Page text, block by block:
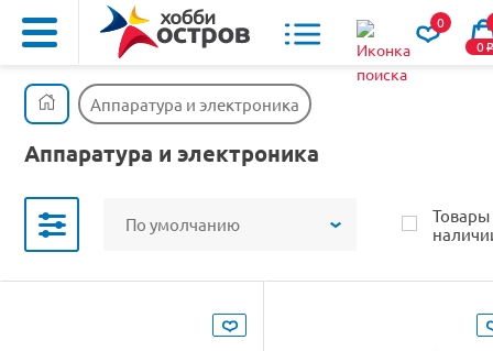
0
0o
Аппаратура и электроника
Аппаратура и электроника
По умолчанию
Товары